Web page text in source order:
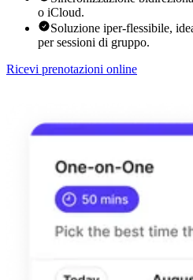
o iCloud.
Soluzione iper-flessibile,
per sessioni di gruppo.
Ricevi prenotazioni online